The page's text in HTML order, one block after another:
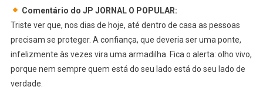
Comentário do JP JORNAL O POPULAR:
Triste ver que, nos dias de hoje, até dentro de casa as pessoas
precisam se proteger. A confiança, que deveria ser uma ponte,
infelizmente às vezes vira uma armadilha. Fica o alerta: olho vivo,
porque nem sempre quem está do seu lado está do seu lado de
verdade.